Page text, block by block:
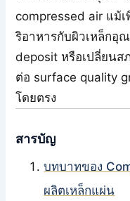
compressed air แม้
ริอาหารกับผิวเหล็กอุ
deposit หรือเปลี่ยนส
ต่อ surface quality
โดยตรง
สารบัญ
บทบาทของ
ผลิตเหล็กแผ่น